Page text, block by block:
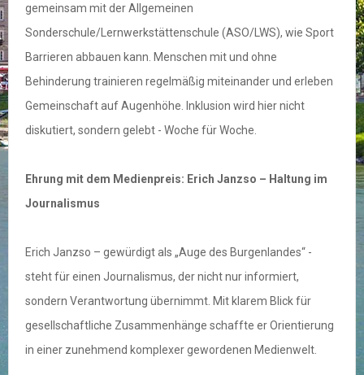
gemeinsam mit der Allgemeinen
Sonderschule/Lernwerkstättenschule (ASO/LWS), wie Sport
Barrieren abbauen kann. Menschen mit und ohne
Behinderung trainieren regelmäßig miteinander und erleben
Gemeinschaft auf Augenhöhe. Inklusion wird hier nicht
diskutiert, sondern gelebt - Woche für Woche.
Ehrung mit dem Medienpreis: Erich Janzso – Haltung im
Journalismus
Erich Janzso – gewürdigt als „Auge des Burgenlandes“ -
steht für einen Journalismus, der nicht nur informiert,
sondern Verantwortung übernimmt. Mit klarem Blick für
gesellschaftliche Zusammenhänge schaffte er Orientierung
in einer zunehmend komplexer gewordenen Medienwelt.